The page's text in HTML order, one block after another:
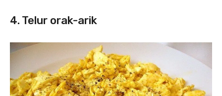
4. Telur orak-arik